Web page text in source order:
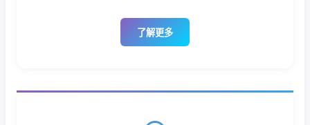
了解更多